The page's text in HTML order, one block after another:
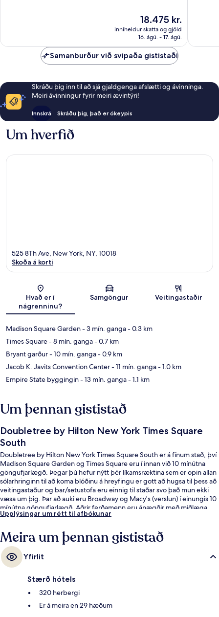
Verðið
18.475 kr.
18.475 kr.
inniheldur skatta og gjöld
16. ágú. - 17. ágú.
Samanburður við svipaða gististaði
Skráðu þig inn til að sjá gjaldgenga afslætti og ávinninga.
Meiri ávinningur fyrir meiri ævintýri!
Innskrá Skráðu þig, það er ókeypis
Um hverfið
Kort
525 8Th Ave, New York, NY, 10018
Skoða á korti
Hvað er í
nágrenninu?
Samgöngur Veitingastaðir
Madison Square Garden- 3 mín. ganga- 0.3 km
Times Square- 8 mín. ganga- 0.7 km
Bryant garður- 10 mín. ganga- 0.9 km
Jacob K. Javits Convention Center- 11 mín. ganga- 1.0 km
Empire State byggingin- 13 mín. ganga- 1.1 km
Um þennan gististað
Doubletree by Hilton New York Times Square
South
Doubletree by Hilton New York Times Square South er á fínum stað, því
Madison Square Garden og Times Square eru í innan við 10 mínútna
göngufjarlægð. Þegar þú hefur nýtt þér líkamsræktina sem er opin allan
sólarhringinn til að koma blóðinu á hreyfingu er gott að hugsa til þess að
veitingastaður og bar/setustofa eru einnig til staðar svo það mun ekki
væsa um þig. Þar að auki eru Broadway og Macy's (verslun) í einungis 10
mínútna göngufjarlægð. Aðrir ferðamenn eru ánægðir með miðlæga
staðsetningu sem hentar fyrir skoðunarferðirnar sem bjóðast í
lestarstöðin er í örfárra skrefa fjarlægð og 42 St. - Port Authority
strætisvagnastöðin er í 4 mínútna göngufjarlægð.
Upplýsingar um rétt til afbókunar
Meira um þennan gististað
Yfirlit
Stærð hótels
320 herbergi
Er á meira en 29 hæðum